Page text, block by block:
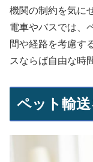
機関の制約を気に
電車やバスでは、
間や経路を考慮す
スならば自由な時
ペット輸